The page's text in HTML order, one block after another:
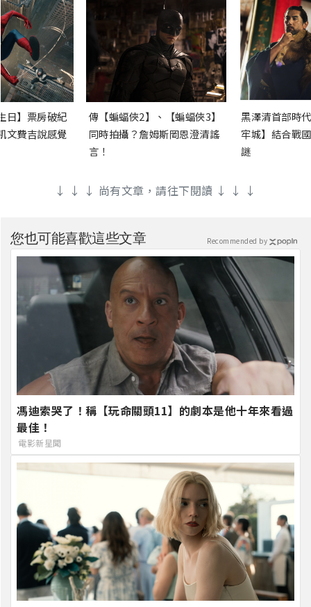
日】票房破紀
文費吉說感覺
傳【蝙蝠俠2】、【蝙蝠俠3】
同時拍攝？詹姆斯岡恩澄清謠
言！
黑澤清首部時
牢城】結合戰
謎
↓ ↓ ↓ 尚有文章，請往下閱讀 ↓ ↓ ↓
您也可能喜歡這些文章
馮迪索哭了！稱【玩命關頭11】的劇本是他十年來看過
最佳！
電影新星聞
Recommended by